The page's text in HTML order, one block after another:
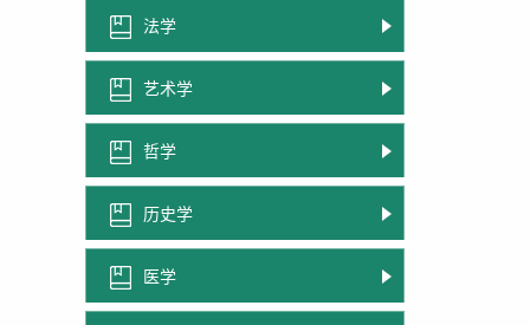
法学
艺术学
哲学
历史学
医学